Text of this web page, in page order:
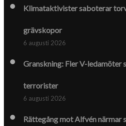
Klimat­aktivister saboterar
gräv­skopor
6 augusti 2026
Granskning: Fler V-
terrorister
6 augusti 2026
Rättegång mot Alfvén närmar